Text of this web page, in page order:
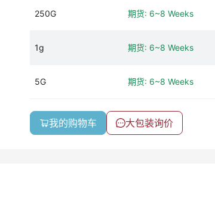
250G 期货: 6~8 Weeks
1g 期货: 6~8 Weeks
5G 期货: 6~8 Weeks
我的购物车 大包装询价